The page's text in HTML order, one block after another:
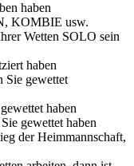
haben
KOMBIE usw.
Wetten SOLO sein
haben
Sie gewettet
haben
gewettet haben
der Heimmannschaft,